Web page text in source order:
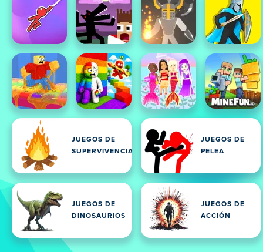
JUEGOS DE
SUPERVIVENCIA
JUEGOS DE
PELEA
JUEGOS DE
DINOSAURIOS
JUEGOS DE
ACCIÓN